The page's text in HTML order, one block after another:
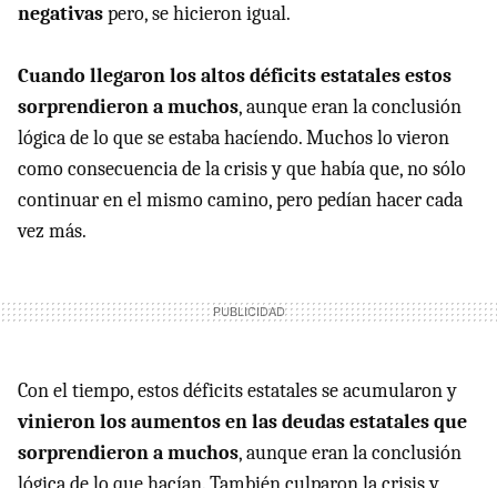
negativaspero, se hicieron igual.
Cuando llegaron los altos déficits estatales estos
sorprendieron a muchos, aunque eran la conclusión
lógica de lo que se estaba hacíendo. Muchos lo vieron
como consecuencia de la crisis y que había que, no sólo
continuar en el mismo camino, pero pedían hacer cada
vez más.
Con el tiempo, estos déficits estatales se acumularon y
vinieron los aumentos en las deudas estatales que
sorprendieron a muchos, aunque eran la conclusión